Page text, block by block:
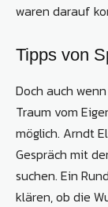
waren darauf
Tipps von
Doch auch
Traum vom
möglich. Arndt
Gespräch mit
suchen. Ein
klären, ob die